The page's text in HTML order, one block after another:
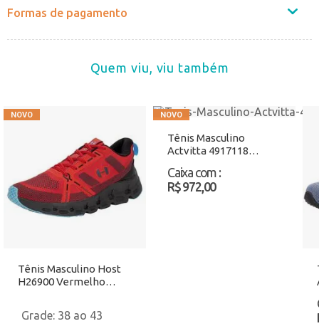
Formas de pagamento
Quem viu, viu também
Tênis Masculino Host
H26900 Vermelho
38 ao 43
Tênis Masculino
Actvitta 4917118
Caixa com :
R$ 972,00